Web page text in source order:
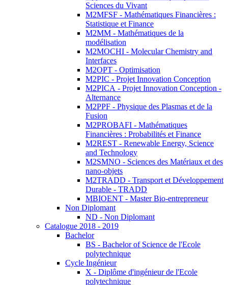
Sciences du Vivant
M2MFSF - Mathématiques Financières :
Statistique et Finance
M2MM - Mathématiques de la
modélisation
M2MOCHI - Molecular Chemistry and
Interfaces
M2OPT - Optimisation
M2PIC - Projet Innovation Conception
M2PICA - Projet Innovation Conception -
Alternance
M2PPF - Physique des Plasmas et de la
Fusion
M2PROBAFI - Mathématiques
Financières : Probabilités et Finance
M2REST - Renewable Energy, Science
and Technology
M2SMNO - Sciences des Matériaux et des
nano-objets
M2TRADD - Transport et Développement
Durable - TRADD
MBIOENT - Master Bio-entrepreneur
Non Diplomant
ND - Non Diplomant
Catalogue 2018 - 2019
Bachelor
BS - Bachelor of Science de l'Ecole
polytechnique
Cycle Ingénieur
X - Diplôme d'ingénieur de l'Ecole
polytechnique